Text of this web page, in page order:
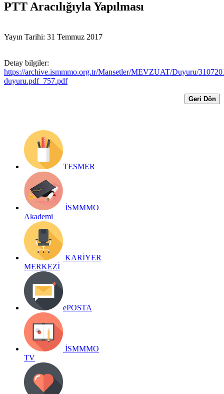
PTT Aracılığıyla Yapılması
Yayın Tarihi: 31 Temmuz 2017
Detay bilgiler:
https://archive.ismmmo.org.tr/Mansetler/MEVZUAT/Duyuru/
duyuru.pdf_757.pdf
Geri Dön
TESMER
İSMMMO
Akademi
KARİYER
MERKEZİ
ePOSTA
İSMMMO
TV